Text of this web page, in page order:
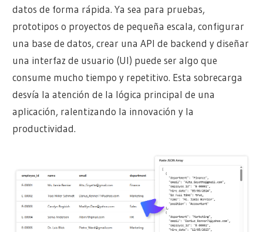
datos de forma rápida. Ya sea para pruebas,
prototipos o proyectos de pequeña escala, configurar
una base de datos, crear una API de backend y diseñar
una interfaz de usuario (UI) puede ser algo que
consume mucho tiempo y repetitivo. Esta sobrecarga
desvía la atención de la lógica principal de una
aplicación, ralentizando la innovación y la
productividad.